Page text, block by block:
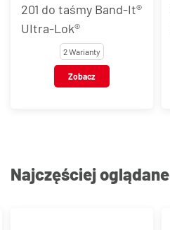
201 do taśmy Band-It®
UItra-Lok®
2 Warianty
Zobacz
Najczęściej oglądane